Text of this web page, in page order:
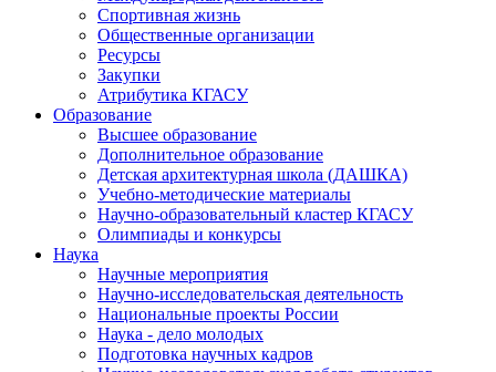
Спортивная жизнь
Общественные организации
Ресурсы
Закупки
Атрибутика КГАСУ
Образование
Высшее образование
Дополнительное образование
Детская архитектурная школа (ДАШКА)
Учебно-методические материалы
Научно-образовательный кластер КГАСУ
Олимпиады и конкурсы
Наука
Научные мероприятия
Научно-исследовательская деятельность
Национальные проекты России
Наука - дело молодых
Подготовка научных кадров